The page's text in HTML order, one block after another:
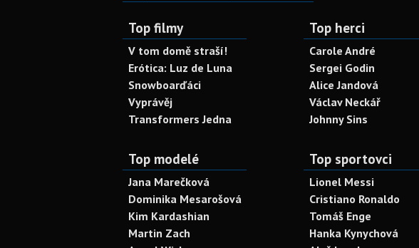
Top filmy
V tom domě straší!
Erótica: Luz de Luna
Snowboarďáci
Vyprávěj
Transformers Jedna
Top herci
Carole André
Sergei Godin
Alice Jandová
Václav Neckář
Johnny Sins
Top modelé
Jana Marečková
Dominika Mesarošová
Kim Kardashian
Martin Zach
Top sportovci
Lionel Messi
Cristiano Ronaldo
Tomáš Enge
Hanka Kynychová